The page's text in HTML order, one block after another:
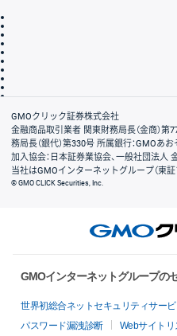
会社案内
GMOクリック証券株式会社
金融商品取引業者 関東財務局長（金商）
務局長（銀代）第330号 所属銀行：GMOあ
加入協会：日本証券業協会、一般社団法人
当社はGMOインターネットグループ（東
© GMO CLICK Securities, Inc.
GMOインターネットグループの
世界初総合ネットセキュリティサービ
パスワード漏洩診断
Webサイト